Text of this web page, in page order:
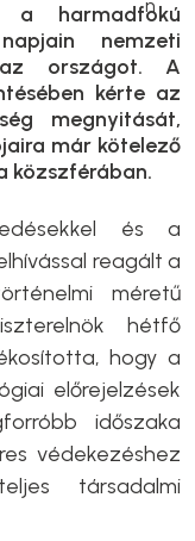
a harmadfokú
nemzeti
országot. A
kérte az
megnyitását,
már kötelező
közszférában.
és a
reagált a
méretű
hétfő
hogy a
előrejelzések
időszaka
védekezéshez
társadalmi